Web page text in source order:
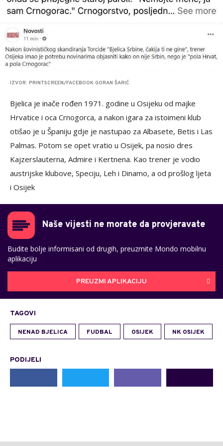
IZVOR: PRINTSCREEN/FACEBOOK GORAN ŠARIĆ
Bjelica je inače rođen 1971. godine u Osijeku od majke
Hrvatice i oca Crnogorca, a nakon igara za istoimeni klub
otišao je u Španiju gdje je nastupao za Albasete, Betis i Las
Palmas. Potom se opet vratio u Osijek, pa nosio dres
Kajzerslauterna, Admire i Kertnena. Kao trener je vodio
austrijske klubove, Speciju, Leh i Dinamo, a od prošlog ljeta
i Osijek
Naše vijesti ne morate da provjeravate
Budite bolje informisani od drugih, preuzmite Mondo mobilnu
aplikaciju
PREUZMI APLIKACIJU
TAGOVI
NENAD BJELICA FUDBAL OSIJEK NK OSIJEK
PODIJELI